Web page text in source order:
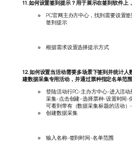
11.如何设置签到提示？用于展示在签到软件上
PC官网主办方中心，找到需要设置
签到提示
根据需求设置选择提示方式
12.如何设置当活动需要多场景下签到并统计
建数据采集专用活动，并通过票种指定名单范
登陆活动行PC-主办方中心-进入活
采集-点击创建–选择票种-设置时间-
可看到带有（数据采集标题的活动
创建数据采集
输入名称-签到时间-名单范围